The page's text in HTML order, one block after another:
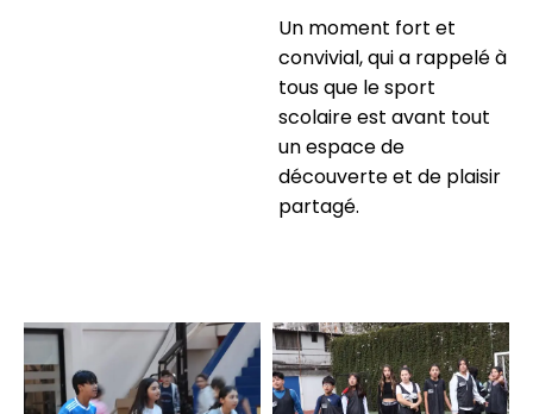
Un moment fort et
convivial, qui a rappelé à
tous que le sport
scolaire est avant tout
un espace de
découverte et de plaisir
partagé.